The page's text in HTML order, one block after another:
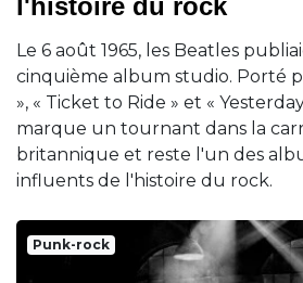
Le 6 août 1965, les Beatles
cinquième album studio. Porté
», « Ticket to Ride » et «
marque un tournant dans la
britannique et reste l'un des
influents de l'histoire du rock.
Punk-rock